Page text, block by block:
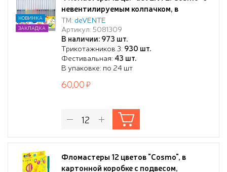
невентилируемым колпачком, в
пластиковом блистере
ТМ: deVENTE
Артикул: 5081309
В наличии: 973 шт.
Трикотажников 3: 930 шт.
Фестивальная: 43 шт.
В упаковке: по 24 шт
НОВИНКА
ЗАКЛАДКА
60,00
Фломастеры 12 цветов "Cosmo", в
картонной коробке с подвесом,